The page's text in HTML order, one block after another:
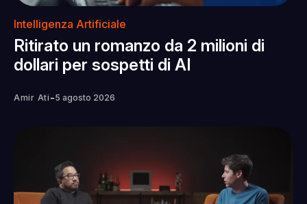
Intelligenza Artificiale
Ritirato un romanzo da 2 milioni di
dollari per sospetti di AI
Amir Ati -5 agosto 2026